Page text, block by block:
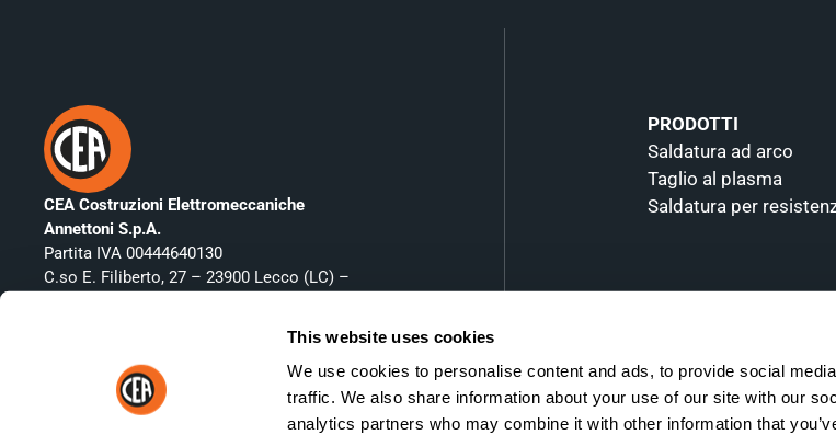
This website uses cookies
We use cookies to personalise content and ads, to provide social
traffic. We also share information about your use of our site with our
analytics partners who may combine it with other information that
CEA Costruzioni Elettromeccaniche
Annettoni S.p.A.
Partita IVA 00444640130
C.so E. Filiberto, 27 – 23900 Lecco (LC) –
vendite@ceaweld.com
PRODOTTI
Saldatura ad arco
Taglio al plasma
Saldatura per